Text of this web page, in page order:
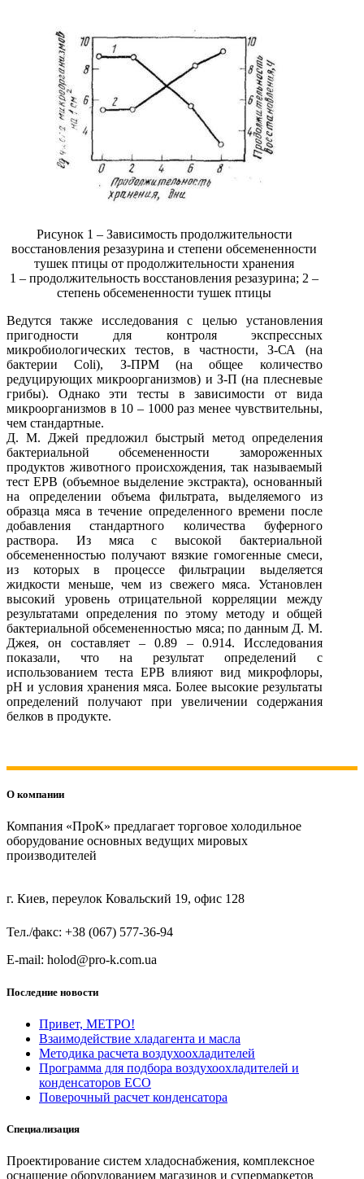
Рисунок 1 – Зависимость продолжительности
восстановления резазурина и степени обсемененности
тушек птицы от продолжительности хранения
1 – продолжительность восстановления резазурина; 2 –
степень обсемененности тушек птицы
Ведутся также исследования с целью установления
пригодности для контроля экспрессных
микробиологических тестов, в частности, З-СА (на
бактерии Coli), З-ПРМ (на общее количество
редуцирующих микроорганизмов) и З-П (на плесневые
грибы). Однако эти тесты в зависимости от вида
микроорганизмов в 10 – 1000 раз менее чувствительны,
чем стандартные.
Д. М. Джей предложил быстрый метод определения
бактериальной обсемененности замороженных
продуктов животного происхождения, так называемый
тест ЕРВ (объемное выделение экстракта), основанный
на определении объема фильтрата, выделяемого из
образца мяса в течение определенного времени после
добавления стандартного количества буферного
раствора. Из мяса с высокой бактериальной
обсемененностью получают вязкие гомогенные смеси,
из которых в процессе фильтрации выделяется
жидкости меньше, чем из свежего мяса. Установлен
высокий уровень отрицательной корреляции между
результатами определения по этому методу и общей
бактериальной обсемененностью мяса; по данным Д. М.
Джея, он составляет – 0.89 – 0.914. Исследования
показали, что на результат определений с
использованием теста ЕРВ влияют вид микрофлоры,
pН и условия хранения мяса. Более высокие результаты
определений получают при увеличении содержания
белков в продукте.
О компании
Компания «ПроК» предлагает торговое холодильное
оборудование основных ведущих мировых
производителей
г. Киев, переулок Ковальский 19, офис 128
Тел./факс: +38 (067) 577-36-94
E-mail: holod@pro-k.com.ua
Последние новости
Привет, МЕТРО!
Взаимодействие хладагента и масла
Методика расчета воздухоохладителей
Программа для подбора воздухоохладителей и
конденсаторов ECO
Поверочный расчет конденсатора
Специализация
Проектирование систем хладоснабжения, комплексное
оснащение оборудованием магазинов и супермаркетов